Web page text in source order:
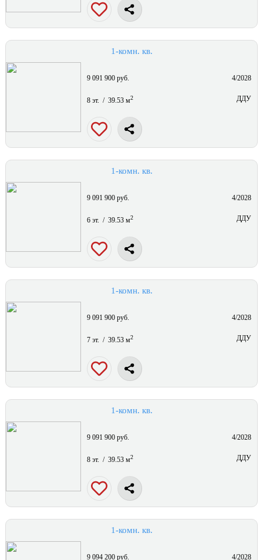
1-комн. кв.
9 091 900 руб. 4/2028
8 эт. / 39.53 м2 ДДУ
1-комн. кв.
9 091 900 руб. 4/2028
6 эт. / 39.53 м2 ДДУ
1-комн. кв.
9 091 900 руб. 4/2028
7 эт. / 39.53 м2 ДДУ
1-комн. кв.
9 091 900 руб. 4/2028
8 эт. / 39.53 м2 ДДУ
1-комн. кв.
9 094 200 руб. 4/2028